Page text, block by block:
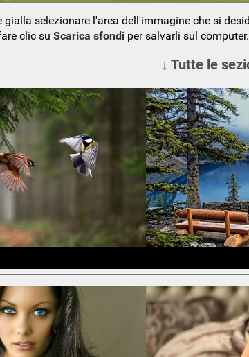
gialla selezionare l'area dell'immagine che si
clic suScarica sfondi per salvarli sul computer.
↓ Tutte le